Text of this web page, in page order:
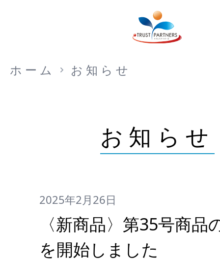
ホーム お知らせ
お知らせ
2025年2月26日
〈新商品〉第35号商品
を開始しました